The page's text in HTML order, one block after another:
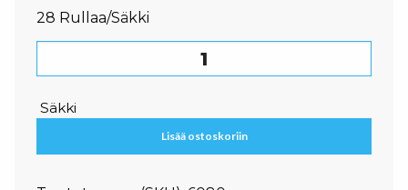
28 Rullaa/Säkki
Care-Ness Excellent talouspaperi, 2-kertainen määrä
Säkki
Lisää ostoskoriin